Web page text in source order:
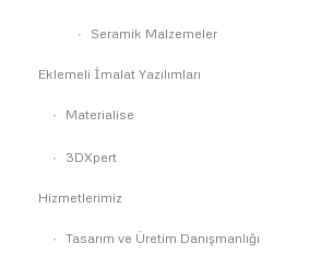
Seramik Malzemeler
Eklemeli İmalat Yazılımları
Materialise
3DXpert
Hizmetlerimiz
Tasarım ve Üretim Danışmanlığı